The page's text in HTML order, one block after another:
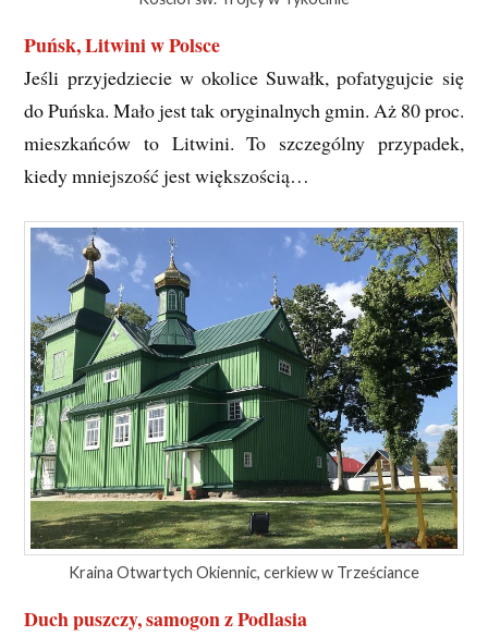
Puńsk, Litwini w Polsce
Jeśli przyjedziecie w okolice Suwałk, pofatygujcie się
do Puńska. Mało jest tak oryginalnych gmin. Aż 80 proc.
mieszkańców to Litwini. To szczególny przypadek,
kiedy mniejszość jest większością…
Kraina Otwartych Okiennic, cerkiew w Trześciance
Duch puszczy, samogon z Podlasia